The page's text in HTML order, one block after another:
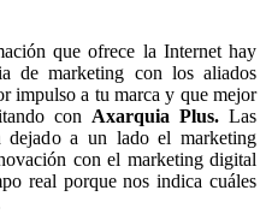
que ofrece la Internet hay
de marketing con los aliados
impulso a tu marca y que mejor
con Axarquia Plus.Las
dejado a un lado el marketing
con el marketing digital
real porque nos indica cuáles